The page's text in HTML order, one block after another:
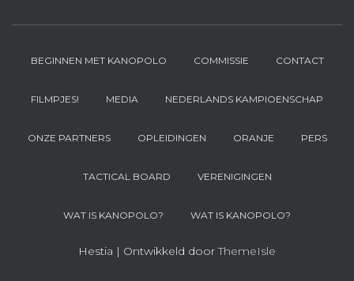
BEGINNEN MET KANOPOLO COMMISSIE CONTACT
FILMPJES! MEDIA NEDERLANDS KAMPIOENSCHAP
ONZE PARTNERS OPLEIDINGEN ORANJE PERS
TACTICAL BOARD VERENIGINGEN
WAT IS KANOPOLO? WAT IS KANOPOLO?
Hestia | Ontwikkeld doorThemeIsle